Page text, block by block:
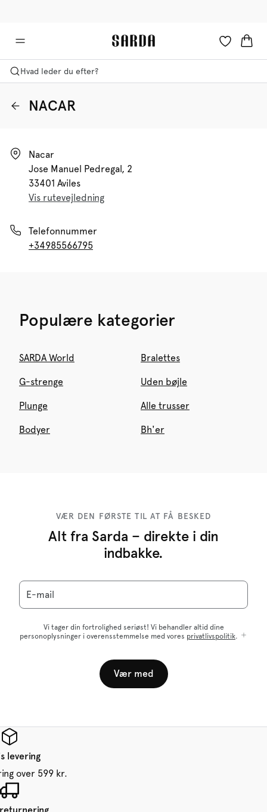
Hvad leder du efter?
NACAR
Nacar
Jose Manuel Pedregal, 2
33401 Aviles
Vis rutevejledning
Telefonnummer
+34985566795
Populære kategorier
SARDA World Bralettes
G-strenge Uden bøjle
Plunge Alle trusser
Bodyer Bh'er
VÆR DEN FØRSTE TIL AT FÅ BESKED
Alt fra Sarda – direkte i din
indbakke.
E-mail
Vi tager din fortrolighed seriøst! Vi behandler altid dine
personoplysninger i overensstemmelse med vores privatlivspolitik.
Vær med
levering
over 599 kr.